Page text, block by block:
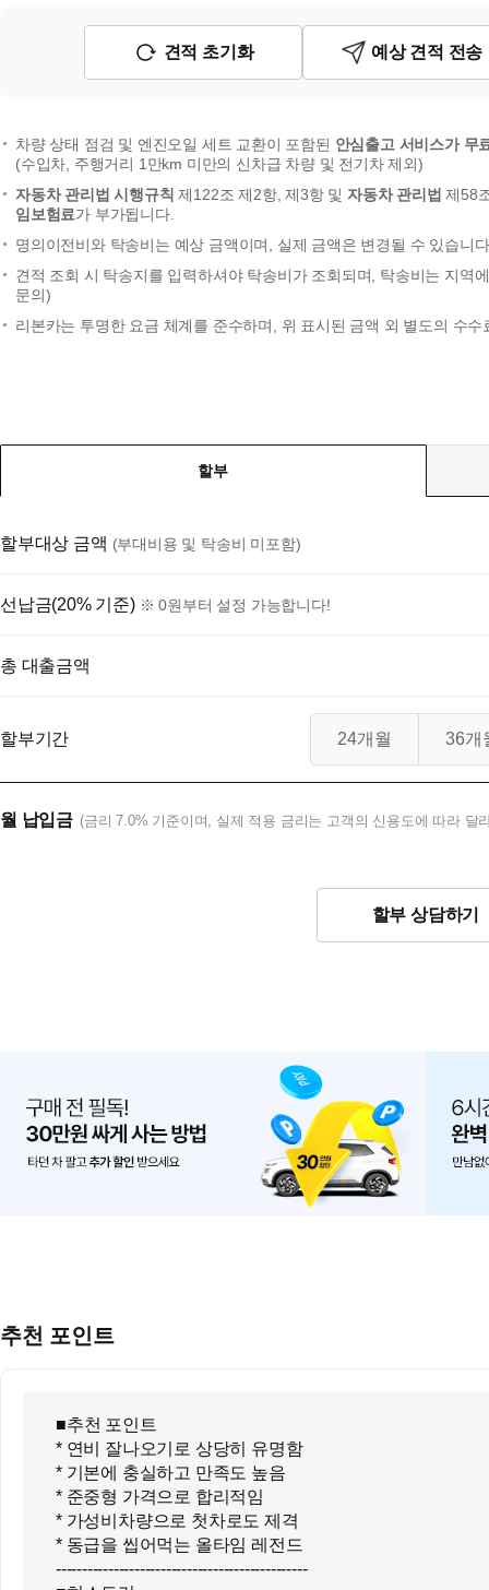
견적 초기화 예상 견적 전송
차량 상태 점검 및 엔진오일 세트 교환이 포함된 안심출고 서비스가 무
(수입차, 주행거리 1만km 미만의 신차급 차량 및 전기차 제외)
자동차 관리법 시행규칙 제122조 제2항, 제3항 및자동차 관리법 제58
임보험료가 부가됩니다.
명의이전비와 탁송비는 예상 금액이며, 실제 금액은 변경될 수 있습니
견적 조회 시 탁송지를 입력하셔야 탁송비가 조회되며, 탁송비는 지역
문의)
리본카는 투명한 요금 체계를 준수하며, 위 표시된 금액 외 별도의 수
할부
할부대상 금액 (부대비용 및 탁송비 미포함)
선납금(20% 기준) ※ 0원부터 설정 가능합니다!
총 대출금액
할부기간 24개월 36개
월 납입금 (금리 7.0% 기준이며, 실제 적용 금리는 고객의 신용도에 따라 달
할부 상담하기
추천 포인트
■추천 포인트
* 연비 잘나오기로 상당히 유명함
* 기본에 충실하고 만족도 높음
* 준중형 가격으로 합리적임
* 가성비차량으로 첫차로도 제격
* 동급을 씹어먹는 올타임 레전드
------------------------------------------------